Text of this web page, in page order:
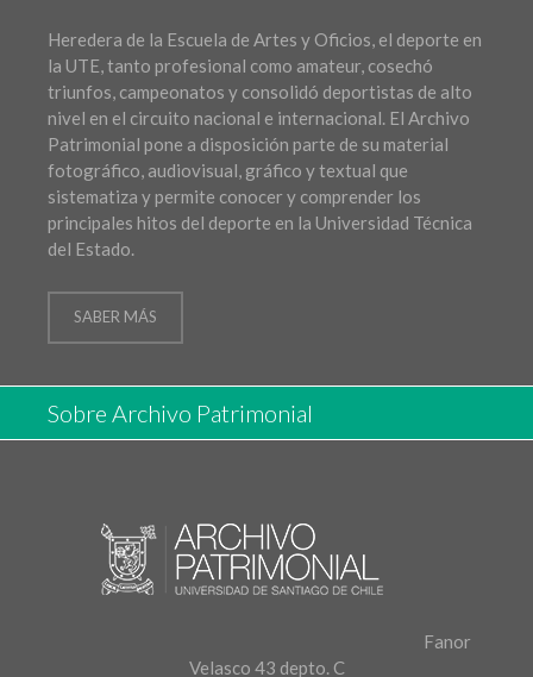
Heredera de la Escuela de Artes y Oficios, el deporte en
la UTE, tanto profesional como amateur, cosechó
triunfos, campeonatos y consolidó deportistas de alto
nivel en el circuito nacional e internacional. El Archivo
Patrimonial pone a disposición parte de su material
fotográfico, audiovisual, gráfico y textual que
sistematiza y permite conocer y comprender los
principales hitos del deporte en la Universidad Técnica
del Estado.
SABER MÁS
Sobre Archivo Patrimonial
Fanor
Velasco 43 depto. C